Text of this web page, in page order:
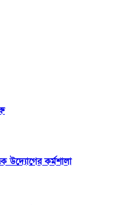
উদ্যোগের কর্মশালা